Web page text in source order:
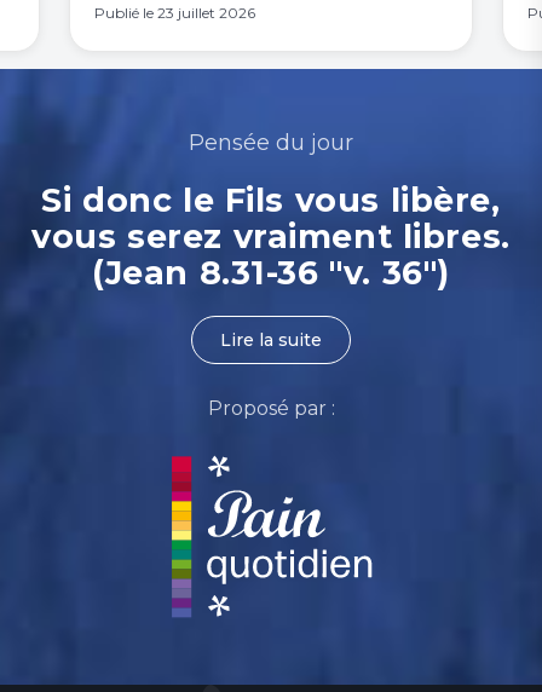
Publié le 23 juillet 2026
Pensée du jour
Si donc le Fils vous libère,
vous serez vraiment libres.
(Jean 8.31-36 "v. 36")
Lire la suite
Proposé par :